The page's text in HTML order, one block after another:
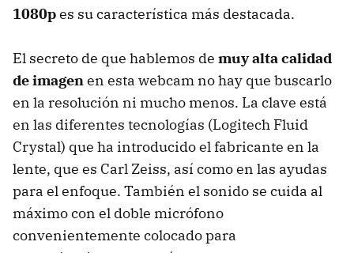
1080pes su característica más destacada.
El secreto de que hablemos de muy alta calidad
de imagenen esta webcam no hay que buscarlo
en la resolución ni mucho menos. La clave está
en las diferentes tecnologías (Logitech Fluid
Crystal) que ha introducido el fabricante en la
lente, que es Carl Zeiss, así como en las ayudas
para el enfoque. También el sonido se cuida al
máximo con el doble micrófono
convenientemente colocado para